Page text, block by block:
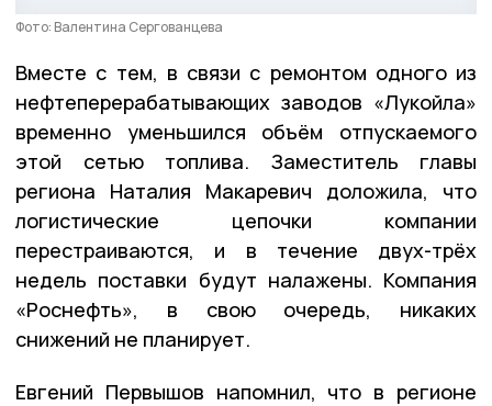
Фото: Валентина Сергованцева
Вместе с тем, в связи с ремонтом одного из
нефтеперерабатывающих заводов «Лукойла»
временно уменьшился объём отпускаемого
этой сетью топлива. Заместитель главы
региона Наталия Макаревич доложила, что
логистические цепочки компании
перестраиваются, и в течение двух-трёх
недель поставки будут налажены. Компания
«Роснефть», в свою очередь, никаких
снижений не планирует.
Евгений Первышов напомнил, что в регионе